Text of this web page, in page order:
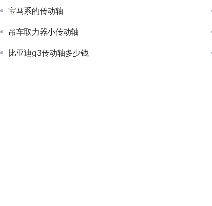
宝马系的传动轴
吊车取力器小传动轴
比亚迪g3传动轴多少钱